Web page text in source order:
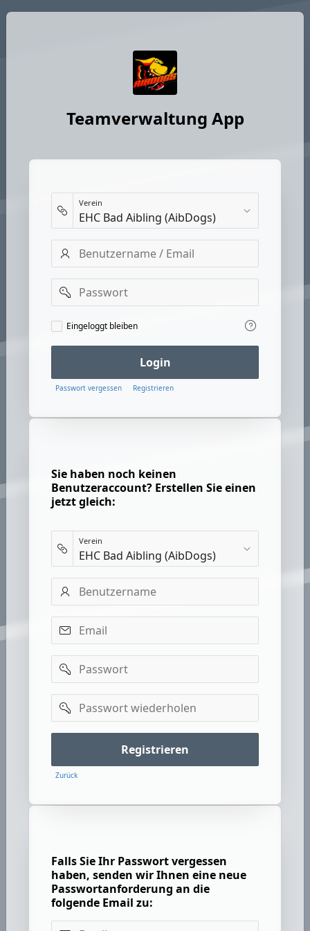
Teamverwaltung App
Verein
Benutzername
Email
Passwort
Eingeloggt
bleiben
Eingeloggt bleiben
Login
Passwort vergessen Registrieren
Sie haben noch keinen
Benutzeraccount? Erstellen Sie einen
jetzt gleich:
Verein
Benutzername
Email
Passwort
Passwort
wiederholen
Registrieren
Zurück
Falls Sie Ihr Passwort vergessen
haben, senden wir Ihnen eine neue
Passwortanforderung an die
folgende Email zu:
Email